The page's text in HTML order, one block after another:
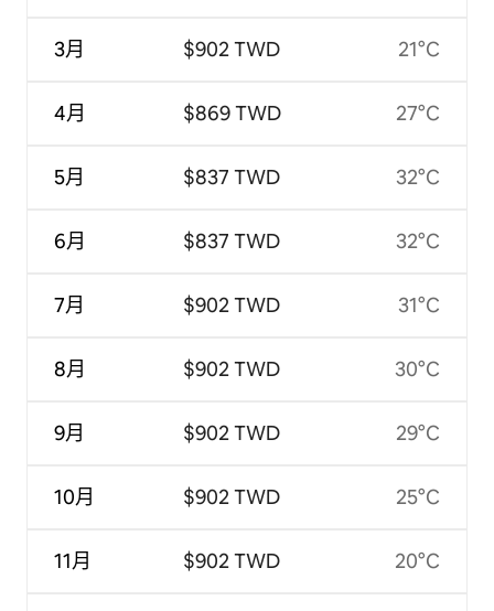
3月
4月
5月
6月
7月
8月
9月
10月
11月
$902 TWD
$869 TWD
$837 TWD
$837 TWD
$902 TWD
$902 TWD
$902 TWD
$902 TWD
$902 TWD
21°C
27°C
32°C
32°C
31°C
30°C
29°C
25°C
20°C